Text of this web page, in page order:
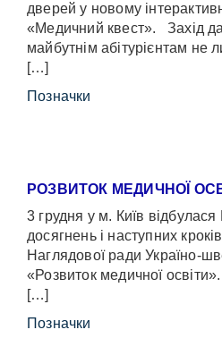
дверей у новому
«Медичний квест». Захід
майбутнім абітурієнтам не
[…]
Позначки
РОЗВИТОК МЕДИЧНОЇ
3 грудня у м. Київ
досягнень і наступних
Наглядової ради Україно-
«Розвиток медичної освіти».
[…]
Позначки